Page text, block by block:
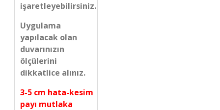
işaretleyebilirsiniz.
Uygulama
yapılacak olan
duvarınızın
ölçülerini
dikkatlice alınız.
3-5 cm hata-kesim
payı mutlaka